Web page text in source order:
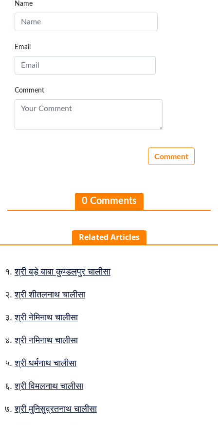
Name
Email
Comment
0 Comments
Related Articles
श्री बड़े बाबा कुण्डलपुर चालीसा
श्री शीतलनाथ चालीसा
श्री नेमिनाथ चालीसा
श्री नमिनाथ चालीसा
श्री धर्मनाथ चालीसा
श्री विमलनाथ चालीसा
श्री मुनिसुव्रतनाथ चालीसा